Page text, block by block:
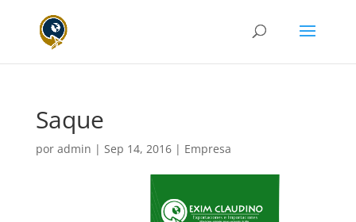
Saque
por admin | Sep 14, 2016| Empresa